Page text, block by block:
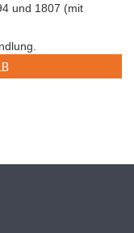
und 1807 (mit